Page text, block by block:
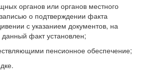
органов или органов местного
о подтверждении факта
с указанием документов, на
факт установлен;
пенсионное обеспечение;